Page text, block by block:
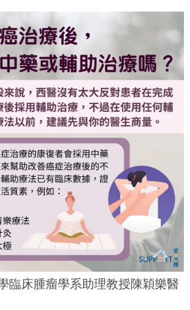
臨床腫瘤學系助理教授陳穎樂醫